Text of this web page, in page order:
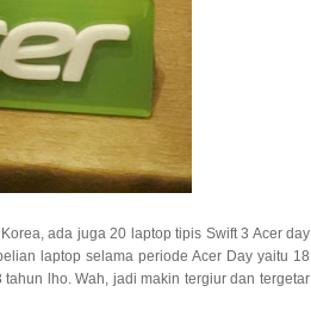
ada juga 20 laptop tipis Swift 3 Acer day
laptop selama periode Acer Day yaitu 18
lho. Wah, jadi makin tergiur dan tergetar